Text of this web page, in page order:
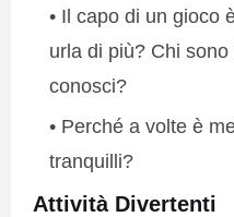
Il capo di un gioco
urla di più? Chi
conosci?
Perché a volte è
tranquilli?
Attività Divertenti